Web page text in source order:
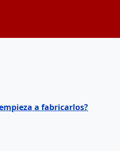
a fabricarlos?